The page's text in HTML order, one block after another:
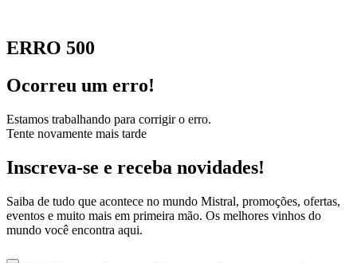
ERRO 500
Ocorreu um erro!
Estamos trabalhando para corrigir o erro.
Tente novamente mais tarde
Inscreva-se e receba novidades!
Saiba de tudo que acontece no mundo Mistral, promoções, ofertas,
eventos e muito mais em primeira mão. Os melhores vinhos do
mundo você encontra aqui.